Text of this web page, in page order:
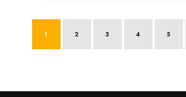
1 2 3 4 5